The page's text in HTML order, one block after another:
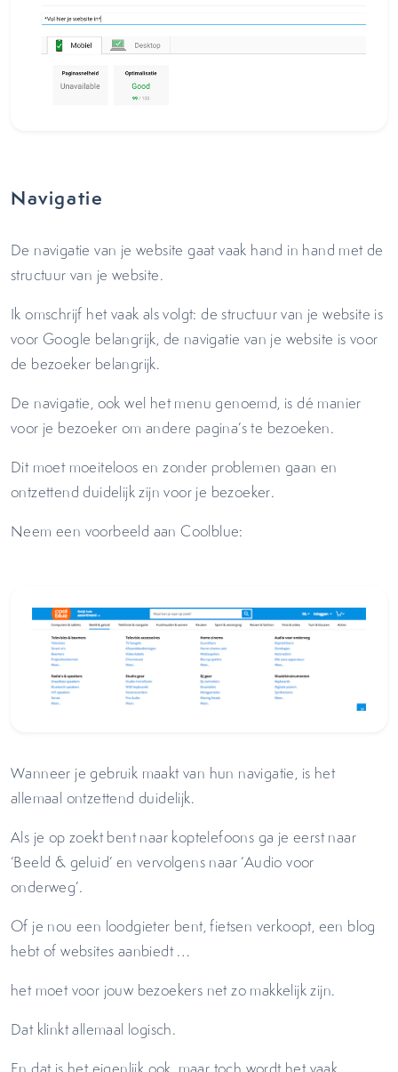
Navigatie
De navigatie van je website gaat vaak hand in hand met de
structuur van je website.
Ik omschrijf het vaak als volgt: de structuur van je website is
voor Google belangrijk, de navigatie van je website is voor
de bezoeker belangrijk.
De navigatie, ook wel het menu genoemd, is dé manier
voor je bezoeker om andere pagina’s te bezoeken.
Dit moet moeiteloos en zonder problemen gaan en
ontzettend duidelijk zijn voor je bezoeker.
Neem een voorbeeld aan Coolblue:
Wanneer je gebruik maakt van hun navigatie, is het
allemaal ontzettend duidelijk.
Als je op zoekt bent naar koptelefoons ga je eerst naar
‘Beeld & geluid’ en vervolgens naar ‘Audio voor
onderweg’.
Of je nou een loodgieter bent, fietsen verkoopt, een blog
hebt of websites aanbiedt …
het moet voor jouw bezoekers net zo makkelijk zijn.
Dat klinkt allemaal logisch.